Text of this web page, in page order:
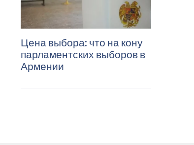
Цена выбора: что на кону
парламентских выборов в
Армении